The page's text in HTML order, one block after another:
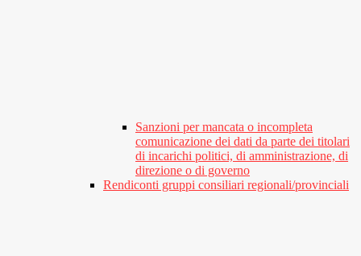
Sanzioni per mancata o incompleta
comunicazione dei dati da parte dei titolari
di incarichi politici, di amministrazione, di
direzione o di governo
Rendiconti gruppi consiliari regionali/provinciali